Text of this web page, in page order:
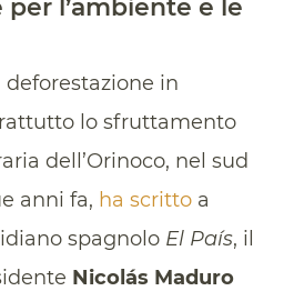
l’ambiente e le
in
lo sfruttamento
dell’Orinoco, nel sud
anni fa, ha scrittoa
spagnolo El País, il
Nicolás Maduro